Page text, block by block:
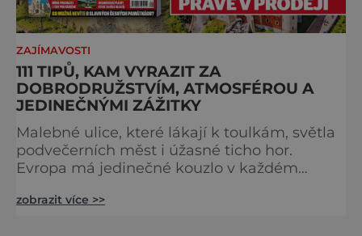
ZAJÍMAVOSTI
111 TIPŮ, KAM VYRAZIT ZA
DOBRODRUŽSTVÍM, ATMOSFÉROU A
JEDINEČNÝMI ZÁŽITKY
Malebné ulice, které lákají k toulkám, světla
podvečerních měst i úžasné ticho hor.
Evropa má jedinečné kouzlo v každém
zve na cestu plnou inspirace, dobrodružství i
zobrazit více >>